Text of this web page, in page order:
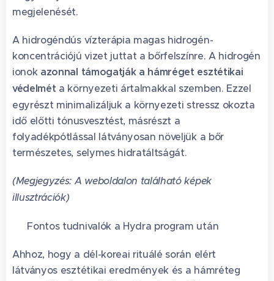
megjelenését.
A hidrogéndús vízterápia magas hidrogén-
koncentrációjú vizet juttat a bőrfelszínre. A hidrogén
ionok azonnal támogatják a hámréget esztétikai
védelmét a környezeti ártalmakkal szemben. Ezzel
egyrészt minimalizáljuk a környezeti stressz okozta
idő előtti tónusvesztést, másrészt a
folyadékpótlással látványosan növeljük a bőr
természetes, selymes hidratáltságát. 🧊🛡️
(Megjegyzés: A weboldalon található képek
illusztrációk)
🛡️ Fontos tudnivalók a Hydra program után
Ahhoz, hogy a dél-koreai rituálé során elért
látványos esztétikai eredmények és a hámréteg